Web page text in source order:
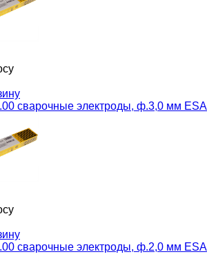
сварочные электроды, ф.3,0 мм
сварочные электроды, ф.2,0 мм